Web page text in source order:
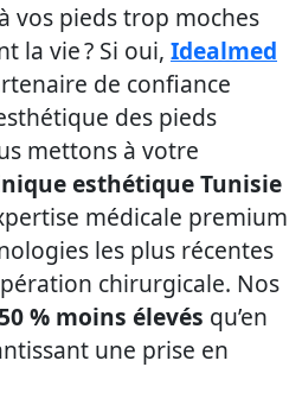
vos pieds trop moches
la vie ? Si oui, Idealmed
de confiance
des pieds
mettons à votre
esthétique Tunisie
médicale premium
les plus récentes
chirurgicale. Nos
% moins élevés qu’en
une prise en